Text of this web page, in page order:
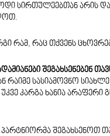
სირთულეებთან არის
რამ, რაც თქვენს
შეგახსენებენ
სასიამოვნო
კარგა ხანია არაფერი
შეგახსენოთ